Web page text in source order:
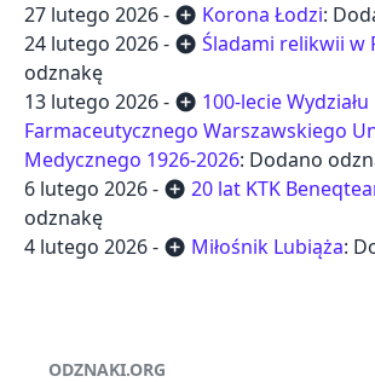
27 lutego 2026 - add_circle Korona Łodzi:
24 lutego 2026 - add_circle Śladami relikwii w
odznakę
13 lutego 2026 - add_circle 100-lecie Wydziału
Farmaceutycznego Warszawskiego
Medycznego 1926-2026: Dodano
6 lutego 2026 - add_circle 20 lat KTK
odznakę
4 lutego 2026 - add_circle Miłośnik Lubiąża:
ODZNAKI.ORG